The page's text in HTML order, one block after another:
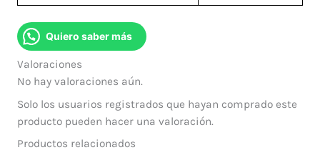
Quiero saber más
Valoraciones
No hay valoraciones aún.
Solo los usuarios registrados que hayan comprado este
producto pueden hacer una valoración.
Productos relacionados